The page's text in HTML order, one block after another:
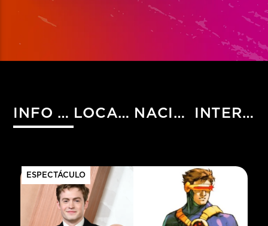
INFO HIST LOCALES NACIONALES INTERNACIONALES
ESPECTÁCULO